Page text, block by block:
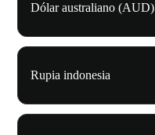
Dólar australiano (AUD)
Rupia indonesia